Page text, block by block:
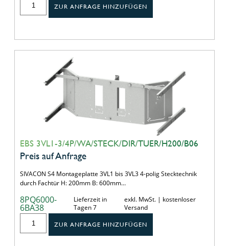
ZUR ANFRAGE HINZUFÜGEN
EBS 3VL1-3/4P/WA/STECK/DIR/TUER/H200/B06
Preis auf Anfrage
SIVACON S4 Montageplatte 3VL1 bis 3VL3 4-polig Stecktechnik
durch Fachtür H: 200mm B: 600mm…
8PQ6000-
6BA38
Lieferzeit in
Tagen 7
exkl. MwSt. | kostenloser
Versand
ZUR ANFRAGE HINZUFÜGEN